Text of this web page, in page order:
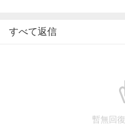
すべて返信
暫無回